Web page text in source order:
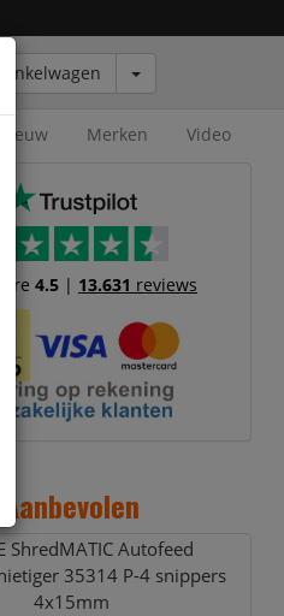
Winkelwagen
Nieuw Merken Video
4.5 | 13.631 reviews
Aanbevolen
ShredMATIC Autofeed
35314 P-4 snippers
4x15mm